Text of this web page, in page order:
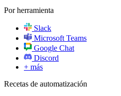
Por herramienta
Slack
Microsoft Teams
Google Chat
Discord
+ más
Recetas de automatización